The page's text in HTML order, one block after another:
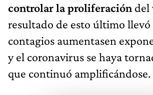
controlar la proliferación del
resultado de esto último llevó
contagios aumentasen
y el coronavirus se haya
que continuó amplificándose.